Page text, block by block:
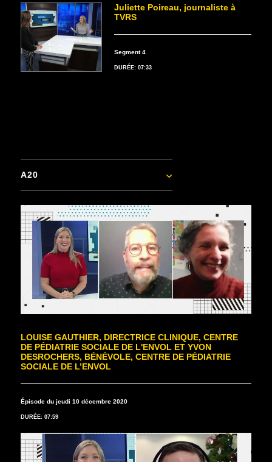
Juliette Poireau, journaliste à
TVRS
Segment 4
DURÉE: 07:33
A20
LOUISE GAUTHIER, DIRECTRICE CLINIQUE, CENTRE
DE PÉDIATRIE SOCIALE DE L'ENVOL ET YVON
DESROCHERS, BÉNÉVOLE, CENTRE DE PÉDIATRIE
SOCIALE DE L’ENVOL
Épisode du jeudi 10 décembre 2020
DURÉE: 07:59